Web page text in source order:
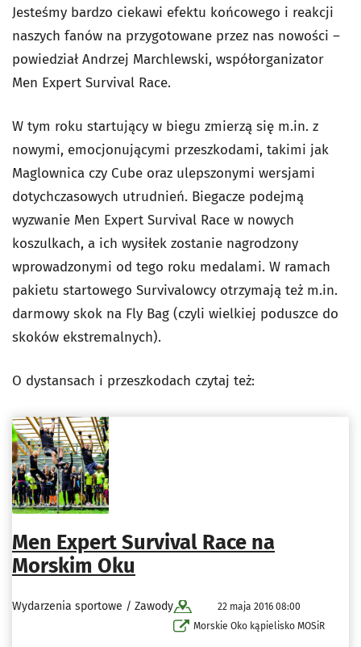
Jesteśmy bardzo ciekawi efektu końcowego i reakcji
naszych fanów na przygotowane przez nas nowości –
powiedział Andrzej Marchlewski, współorganizator
Men Expert Survival Race.
W tym roku startujący w biegu zmierzą się m.in. z
nowymi, emocjonującymi przeszkodami, takimi jak
Maglownica czy Cube oraz ulepszonymi wersjami
dotychczasowych utrudnień. Biegacze podejmą
wyzwanie Men Expert Survival Race w nowych
koszulkach, a ich wysiłek zostanie nagrodzony
wprowadzonymi od tego roku medalami. W ramach
pakietu startowego Survivalowcy otrzymają też m.in.
darmowy skok na Fly Bag (czyli wielkiej poduszce do
skoków ekstremalnych).
O dystansach i przeszkodach czytaj też:
Men Expert Survival Race na
Morskim Oku
Wydarzenia sportowe / Zawody
22 maja 2016 08:00
Morskie Oko kąpielisko MOSiR